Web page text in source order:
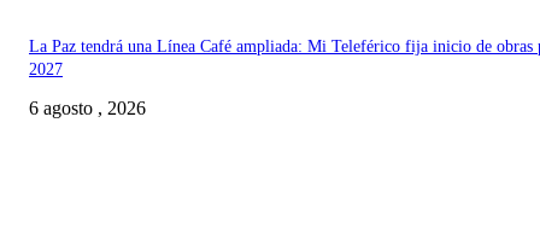
La Paz tendrá una Línea Café ampliada: Mi Teleférico fija inicio de obras
2027
6 agosto , 2026